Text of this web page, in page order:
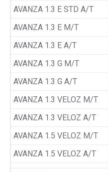
AVANZA 1.3 E STD A/T
AVANZA 1.3 E M/T
AVANZA 1.3 E A/T
AVANZA 1.3 G M/T
AVANZA 1.3 G A/T
AVANZA 1.3 VELOZ M/T
AVANZA 1.3 VELOZ A/T
AVANZA 1.5 VELOZ M/T
AVANZA 1.5 VELOZ A/T